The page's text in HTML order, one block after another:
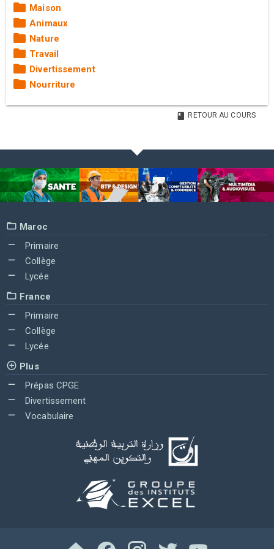
Maison
Animaux
Nature
Travail
Divertissement
Nourriture
RETOUR AU COURS
Maroc
Primaire
Collège
Lycée
France
Primaire
Collège
Lycée
Plus
Prépas CPGE
Divertissement
Vocabulaire